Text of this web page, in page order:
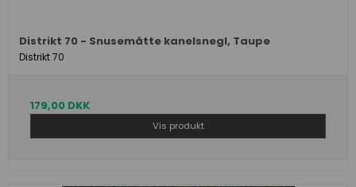
Distrikt 70 - Snusemåtte kanelsnegl, Taupe
Distrikt 70
179,00 DKK
Vis produkt